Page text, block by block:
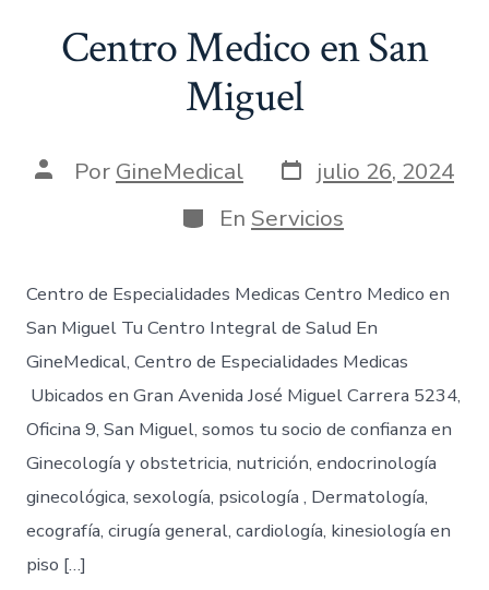
Centro Medico en San
Miguel
Por GineMedical
julio 26, 2024
En Servicios
Centro de Especialidades Medicas Centro Medico en
San Miguel Tu Centro Integral de Salud En
GineMedical, Centro de Especialidades Medicas
Ubicados en Gran Avenida José Miguel Carrera 5234,
Oficina 9, San Miguel, somos tu socio de confianza en
Ginecología y obstetricia, nutrición, endocrinología
ginecológica, sexología, psicología , Dermatología,
ecografía, cirugía general, cardiología, kinesiología en
piso […]